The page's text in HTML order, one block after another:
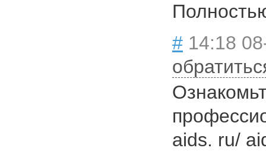
# 14:18
aids. ru/